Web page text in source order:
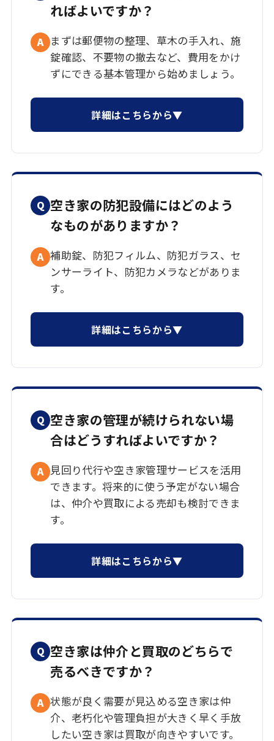
ればよいですか？
A まずは郵便物の整理、草木の手入れ、施
錠確認、不要物の撤去など、費用をかけ
ずにできる基本管理から始めましょう。
詳細はこちらから▼
Q 空き家の防犯設備にはどのよう
なものがありますか？
A 補助錠、防犯フィルム、防犯ガラス、セ
ンサーライト、防犯カメラなどがありま
す。
詳細はこちらから▼
Q 空き家の管理が続けられない場
合はどうすればよいですか？
A 見回り代行や空き家管理サービスを活用
できます。将来的に使う予定がない場合
は、仲介や買取による売却も検討できま
す。
詳細はこちらから▼
Q 空き家は仲介と買取のどちらで
売るべきですか？
A 状態が良く需要が見込める空き家は仲
介、老朽化や管理負担が大きく早く手放
したい空き家は買取が向きやすいです。